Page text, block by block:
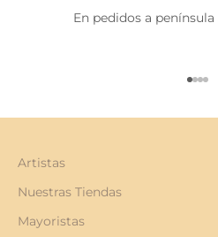
En pedidos a
Ir al
Ir al
IrIr
Artistas
Nuestras Tiendas
Mayoristas